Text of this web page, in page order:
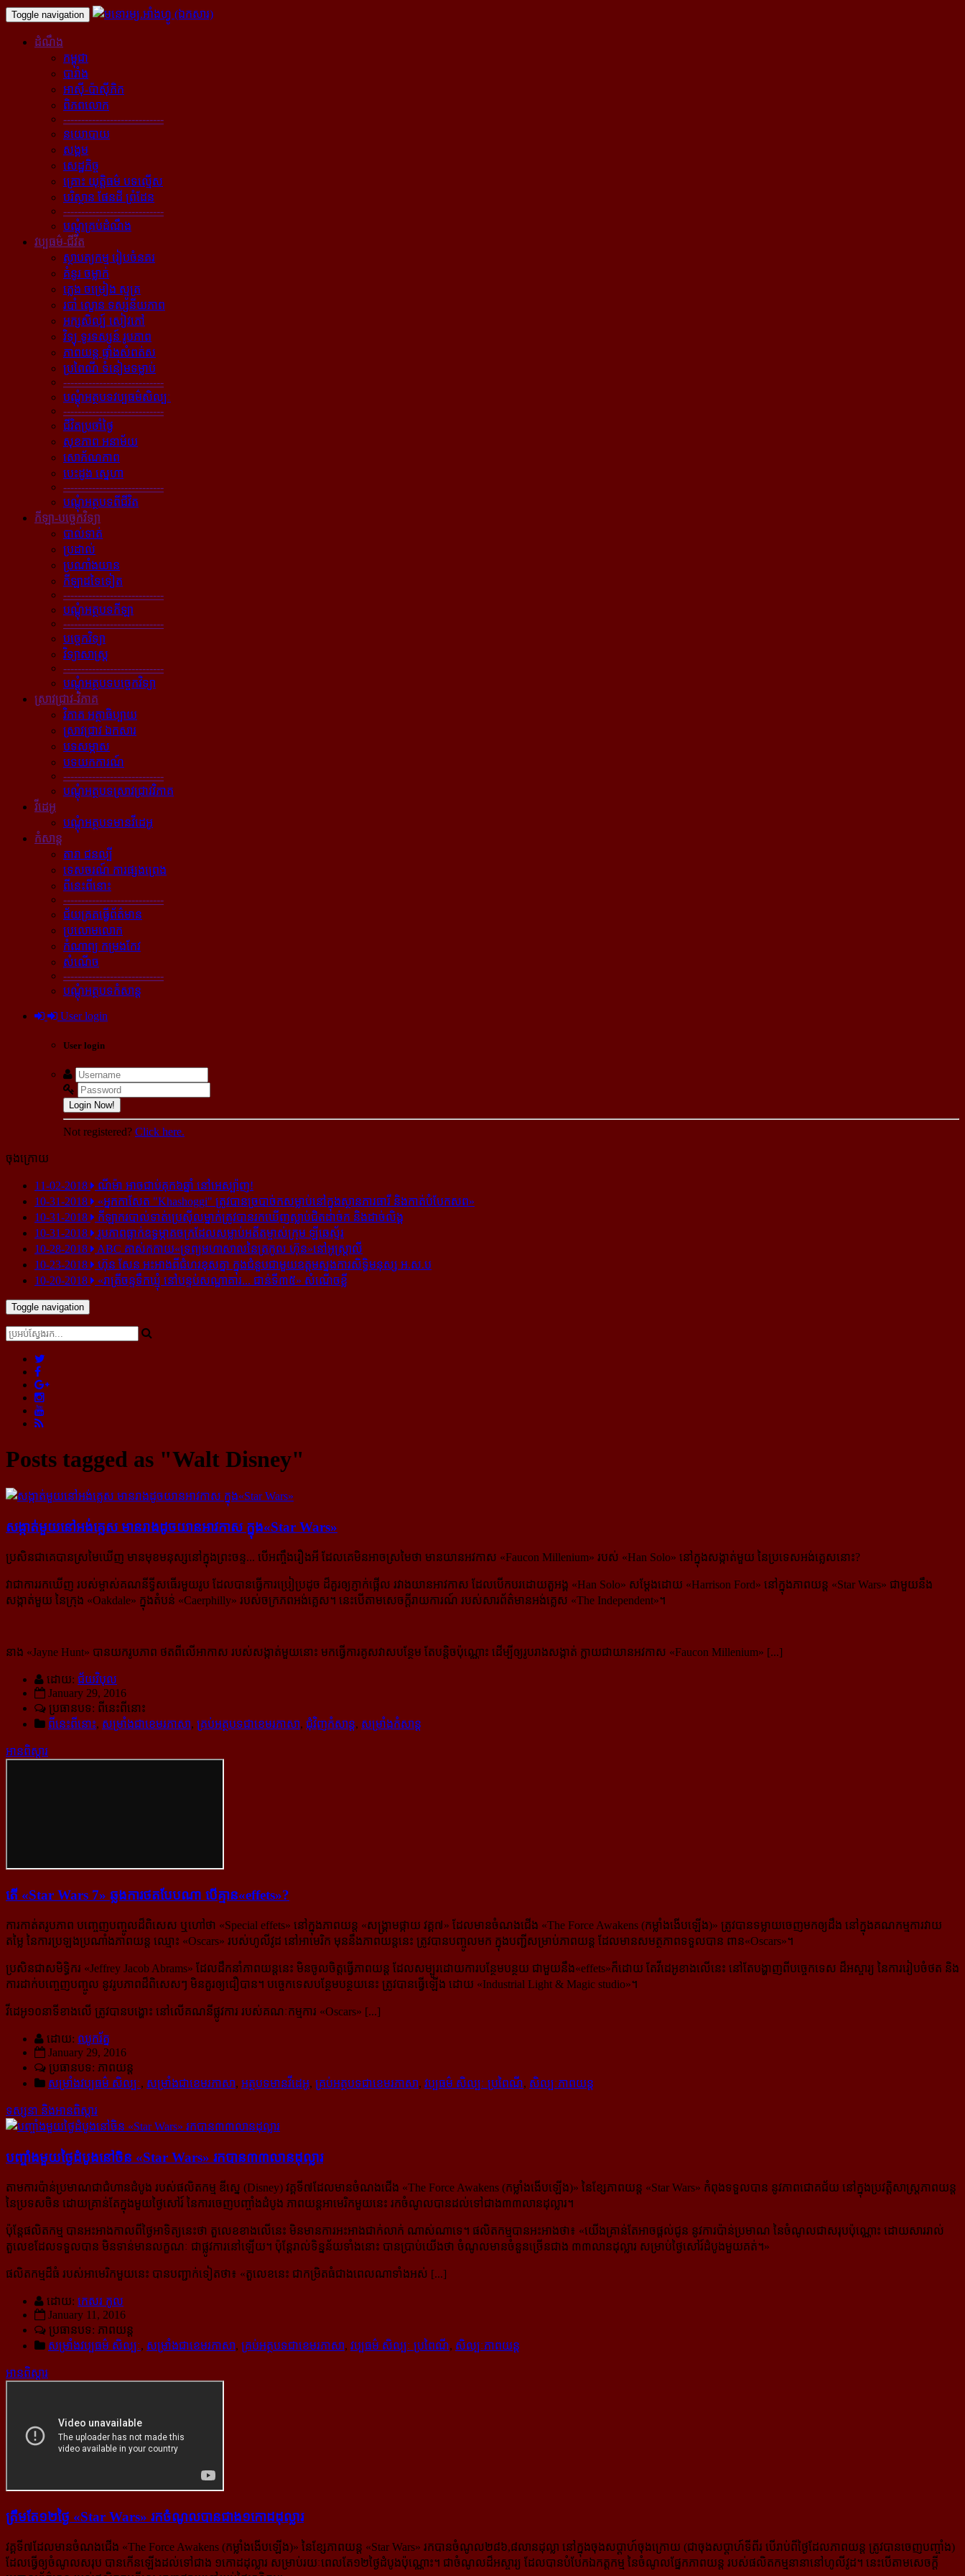
Toggle navigation
ដំណឹង
កម្ពុជា
បារាំង
អាស៊ី-ប៉ាស៊ីភិក
ពិភពលោក
----------------------------
នយោបាយ
សង្គម
សេដ្ឋកិច្ច
គ្រោះ យុត្តិធម៌ បទល្មើស
បរិស្ថាន ផែនដី ព្រំដែន
----------------------------
បណ្ដុំគ្រប់ដំណឹង
វប្បធម៌-ជីវិត
ស្ថាបត្យកម្ម រៀបចំនគរ
គំនូរ ចម្លាក់
ភ្លេង ចម្រៀង ស្មូត្រ
របាំ ល្ខោន ទស្សនីយភាព
អក្សសិល្ប៍ សៀវភៅ
វិទ្យុ ទូរទស្សន៍ រូបភាព
ភាពយន្ដ ផ្ទាំងសំពត់ស
ប្រពៃណី ទំនៀមទម្លាប់
----------------------------
បណ្ដុំអត្ថបទវប្បធម៌សិល្បៈ
----------------------------
ជីវិតប្រចាំថ្ងៃ
សុខភាព អនាម័យ
សោភ័ណភាព
បេះដូង ស្នេហា
----------------------------
បណ្ដុំអត្ថបទពីជីវិត
កីឡា-បច្ចេកវិទ្យា
បាល់ទាត់
ប្រដាល់
ប្រណាំងយាន
កីឡាដទៃទៀត
----------------------------
បណ្ដុំអត្ថបទកីឡា
----------------------------
បច្ចេកវិទ្យា
វិទ្យាសាស្ត្រ
----------------------------
បណ្ដុំអត្ថបទបច្ចេកវិទ្យា
ស្រាវជ្រាវ-វិភាគ
វិភាគ អត្ថាធិប្បាយ
ស្រាវជ្រាវ ឯកសារ
បទសម្ភាស
បទយកការណ៍
----------------------------
បណ្ដុំអត្ថបទស្រាវជ្រាវវិភាគ
វីដេអូ
បណ្ដុំអត្ថបទមានវីដេអូ
កំសាន្ដ
តារា ជនល្បី
ទេសចរណ៍ ការផ្សងព្រេង
ពីនេះពីនោះ
----------------------------
ជ័យគ្រតធ្វើព័ត៌មាន
ប្រលោមលោក
កំណាព្យ កម្រងកែវ
សំណើច
----------------------------
បណ្ដុំអត្ថបទកំសាន្ដ
User login
User login
Login Now!
Not registered? Click here.
ចុងក្រោយ
11-02-2018
ណីម៉ា អាច​ជាប់​គុក​៦ឆ្នាំ នៅ​អេស្ប៉ាញ!
10-31-2018
«អ្នក​កាសែត "Khashoggi" ត្រូវ​បាន​ច្របាច់ក​សម្លាប់​នៅ​ក្នុង​ស្ថាន​ភារធារី និង​កាត់​បំបែក​សព»
10-31-2018
កីឡាករ​បាល់ទាត់​ប្រេស៊ីល​ម្នាក់​ត្រូវ​បាន​រក​ឃើញ​ស្លាប់​ជិត​ដាច់ក និង​ដាច់​លិង្គ
10-31-2018
រូបភាព​ធ្លាក់​ឧទ្ធម្ភាគចក្រ​ដែល​សម្លាប់​អតីត​ម្ចាស់​ក្រុម​ ឡីឆេស្ទ័រ
10-28-2018
ABC គាស់​កកាយ​«ទ្រព្យមហាសាល​នៃ​ត្រកូល ហ៊ុន»​នៅ​អូស្ត្រាលី
10-23-2018
ហ៊ុន សែន អះអាង​ពី​ជំហរ​ខុស​គ្នា ក្នុង​ជំនួប​ជាមួយ​ឧត្តម​ស្នងការ​សិទ្ធិ​មនុស្ស អ.ស.ប
10-20-2018
«រាត្រីចន្ទទឹកឃ្មុំ នៅបន្ទប់សណ្ឋាគារ... ជាន់ទី៣៥» សំណើចខ្លី
Toggle navigation
Posts tagged as "Walt Disney"
សង្កាត់​មួយ​នៅ​អង់គ្លេស មាន​រាង​ដូច​យាន​អាវកាស ក្នុង​«Star Wars»
ប្រសិនជាគេបានស្រមៃឃើញ មានមុខមនុស្សនៅក្នុងព្រះចន្ទ... បើអញ្ចឹងរឿងអី ដែលគេមិនអាចស្រមៃថា មានយានអវកាស «Faucon Millenium» របស់ «Han Solo» នៅក្នុងសង្កាត់មួយ នៃប្រទេស​អង់គ្លេស​នោះ?
វាជាការរកឃើញ របស់ម្ចាស់គណនីទ្វីសធើរមួយរូប ដែលបានធ្វើការប្រៀប្រដូច ដ៏គួរឲ្យភ្ញាក់ផ្អើល រវាង​យាន​អាវកាស ដែលបើកបរដោយតួអង្គ «Han Solo» សម្ដែងដោយ «Harrison Ford» នៅក្នុងភាពយន្ដ «Star Wars» ជាមួយនឹង
សង្កាត់មួយ នៃក្រុង «Oakdale» ក្នុងតំបន់ «Caerphilly» របស់ចក្រភពអង់គ្លេស។ នេះ​បើ​តាមសេចក្ដីរាយការណ៍ របស់សារព័ត៌មានអង់គ្លេស «The Independent»។
នាង «Jayne Hunt» បានយករូបភាព ថតពីលើអាកាស របស់សង្កាត់មួយនោះ មកធ្វើការគូសវាសបន្ថែម តែ​បន្តិច​ប៉ុណ្ណោះ ដើម្បីឲ្យរូបរាងសង្កាត់ ក្លាយជាយានអវកាស «Faucon Millenium» [...]
ដោយ: ជ័យវិបុល
January 29, 2016
ប្រធានបទ: ពីនេះពីនោះ
ពីនេះពីនោះ, សម្រាំងជាខេមរភាសា, គ្រប់អត្ថបទជាខេមរភាសា, ជុំវិញកំសាន្ដ, សម្រាំងកំសាន្ដ
អានពិស្ដារ
តើ «Star Wars 7» ឆ្លង​ការ​ថត​បែប​ណា បើ​គ្មាន​«effets»?
ការកាត់តរូបភាព បញ្ចេញបញ្ចូលដ៏ពិសេស ឬហៅថា «Special effets» នៅក្នុងភាពយន្ដ «សង្គ្រាមផ្កាយ វគ្គ៧» ដែលមានចំណងជើង «The Force Awakens (កម្លាំងងើបឡើង)» ត្រូវបានទម្លាយចេញមកឲ្យដឹង នៅក្នុង​គណកម្មការ​វាយ
តម្លៃ នៃការប្រឡងប្រណាំងភាពយន្ដ ឈ្មោះ «Oscars» របស់ហូលីវូដ នៅអាមេរិក មុន​នឹង​ភាពយន្ដ​នេះ ត្រូវបានបញ្ចូលមក ក្នុងបញ្ជីសម្រាប់ភាពយន្ដ ដែលមានសមត្ថភាពទទួលបាន ពាន«Oscars»។
ប្រសិនជាសមិទ្ធិករ «Jeffrey Jacob Abrams» ដែលដឹកនាំភាពយន្ដនេះ មិនចូលចិត្តធ្វើភាពយន្ដ ដែល​សម្បូរ​ដោយ​ការបន្ថែមបន្ថយ ជាមួយនឹង«effets»ក៏ដោយ តែវីដេអូខាងលើនេះ នៅតែបង្ហាញពីបច្ចេកទេស ដ៏អស្ចារ្យ នៃការ​រៀបចំ​ថត និង
ការដាក់បញ្ចេញបញ្ចូល នូវរូបភាពដ៏ពិសេសៗ មិនគួរឲ្យជឿបាន។ បច្ចេកទេស​បន្ថែម​បន្ថយ​នេះ ត្រូវបានធ្វើឡើង ដោយ «Industrial Light & Magic studio»។
វីដេអូ១០នាទីខាងលើ ត្រូវបានបង្ហោះ នៅលើគណនីផ្លូវការ របស់គណៈកម្មការ «Oscars» [...]
ដោយ: ឈូករ័ត្ន
January 29, 2016
ប្រធានបទ: ភាពយន្ដ
សម្រាំងវប្ប​ធម៌​ សិល្បៈ, សម្រាំងជាខេមរភាសា, អត្ថបទមានវីដេអូ, គ្រប់អត្ថបទជាខេមរភាសា, វប្បធម៌ សិល្បៈ ប្រពៃណី, សិល្បៈភាពយន្ដ
ទស្សនា និងអានពិស្ដារ
បញ្ចាំង​មួយ​ថ្ងៃ​ដំបូង​នៅ​ចិន «Star Wars» រក​បាន​៣៣លាន​ដុល្លារ
តាមការប៉ាន់ប្រមាណជាជំហានដំបូង របស់ផលិតកម្ម ឌីស្នេ (Disney) វគ្គទី៧ដែលមានចំណងជើង «The Force Awakens (កម្លាំងងើបឡើង)» នៃខ្សែភាពយន្ដ «Star Wars» កំពុងទទួលបាន នូវភាពជោគជ័យ នៅ​ក្នុង​ប្រវត្តិសាស្ត្រភាពយន្ដ
នៃប្រទសចិន ដោយគ្រាន់តែក្នុងមួយថ្ងៃសៅរ៍ នៃការចេញបញ្ចាំងដំបូង ភាពយន្ដ​អាមេរិក​មួយ​នេះ រកចំណូលបានដល់ទៅជាង៣៣លានដុល្លារ។
ប៉ុន្តែផលិតកម្ម បានអះអាងកាលពីថ្ងៃអាទិត្យនេះថា តួលេខខាងលើនេះ មិនមានការអះអាងជាក់លាក់ ណាស់​ណា​ទេ។ ផលិតកម្មបានអះអាងថា៖ «យើងគ្រាន់តែអាចផ្ដល់ជូន នូវការប៉ាន់ប្រមាណ នៃចំណូល​ជា​សរុប​ប៉ុណ្ណោះ ដោយសាររាល់
តួលេខដែលទទួលបាន មិនទាន់មានលក្ខណៈ ជាផ្លូវការនៅឡើយ។ ប៉ុន្តែ​រាល់​ទិន្នន័យទាំងនោះ បានប្រាប់យើងថា ចំណូលមានចំនួនច្រើនជាង ៣៣លានដុល្លារ សម្រាប់ថ្ងៃ​សៅរ៍​ដំបូង​មួយ​គត់។»
ផលិតកម្មដ៏ធំ របស់អាមេរិកមួយនេះ បានបញ្ជាក់ទៀតថា៖ «តួលេខនេះ ជាកម្រិតធំជាងពេលណាទាំងអស់ [...]
ដោយ: កេសរ កូល
January 11, 2016
ប្រធានបទ: ភាពយន្ដ
សម្រាំងវប្ប​ធម៌​ សិល្បៈ, សម្រាំងជាខេមរភាសា, គ្រប់អត្ថបទជាខេមរភាសា, វប្បធម៌ សិល្បៈ ប្រពៃណី, សិល្បៈភាពយន្ដ
អានពិស្ដារ
ត្រឹម​តែ១២ថ្ងៃ «Star Wars» រក​ចំណូល​បាន​ជាង​១កោដ​ដុល្លារ
វគ្គទី៧ដែលមានចំណងជើង «The Force Awakens (កម្លាំងងើបឡើង)» នៃខ្សែភាពយន្ដ «Star Wars» រក​បានចំណូល២៨៦,៨លានដុល្លា នៅក្នុងចុងសប្ដាហ៍ចុងក្រោយ (ជាចុងសប្ដាហ៍ទីពីរ បើរាប់​ពីថ្ងៃ​ដែល​ភាពយន្ដ ត្រូវបានចេញបញ្ចាំង)
ដែលធ្វើឲ្យចំណូលសរុប បានកើនឡើងដល់ទៅជាង ១កោដដុល្លារ សម្រាប់​​រយៈពេលតែ១២ថ្ងៃដំបូងប៉ុណ្ណោះ។ ជាចំណូលដ៏អស្ចារ្យ ដែលបានបំបែកឯកត្តកម្ម នៃចំណូល​ផ្នែក​​ភាពយន្ដ របស់ផលិតកម្មនានានៅហូលីវូដ។ នេះបើតាមសេចក្ដី